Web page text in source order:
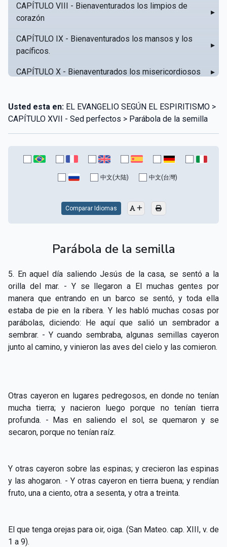
CAPÍTULO VIII - Bienaventurados los limpios de
corazón
▸
CAPÍTULO IX - Bienaventurados los mansos y los
pacíficos.
▸
CAPÍTULO X - Bienaventurados los misericordiosos ▸
CAPÍTULO XII - Amad a vuestros enemigos
CAPÍTULO XIII - No sepa tu izquierda lo que hace tu
CAPÍTULO XVI - No se puede servir a Dios y a las
CAPÍTULO XVII - Sed perfectos
los escogidos
CAPÍTULO XIX - La fe transporta las montañas ▸
CAPÍTULO XX - Los obreros de la última hora ▸
CAPÍTULO XXI - Habrá falsos Cristos y falsos
profetas
CAPÍTULO XXIII - Moral extraña ▸
CAPÍTULO XXIV - No pongáis la lámpara debajo del
celemín
▸
CAPÍTULO XXVI - Dad gratuitamente lo que recibís
gratuitamente
▸
CAPÍTULO XXVII - Pedid y se os dará
espiritistas
▸
Usted esta en: EL EVANGELIO SEGÚN EL ESPIRITISMO >
CAPÍTULO XVII - Sed perfectos > Parábola de la semilla
中文(大陆) 中文(台灣)
Comparar Idiomas
Parábola de la semilla
5. En aquel día saliendo Jesús de la casa, se sentó a la
orilla del mar. - Y se llegaron a El muchas gentes por
manera que entrando en un barco se sentó, y toda ella
estaba de pie en la ribera. Y les habló muchas cosas por
parábolas, diciendo: He aquí que salió un sembrador a
sembrar. - Y cuando sembraba, algunas semillas cayeron
junto al camino, y vinieron las aves del cielo y las comieron.
Otras cayeron en lugares pedregosos, en donde no tenían
mucha tierra; y nacieron luego porque no tenían tierra
profunda. - Mas en saliendo el sol, se quemaron y se
secaron, porque no tenían raíz.
Y otras cayeron sobre las espinas; y crecieron las espinas
y las ahogaron. - Y otras cayeron en tierra buena; y rendían
fruto, una a ciento, otra a sesenta, y otra a treinta.
El que tenga orejas para oir, oiga. (San Mateo. cap. XIII, v. de
1 a 9).